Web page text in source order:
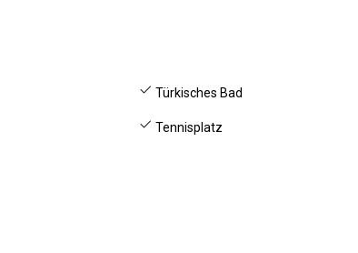
Türkisches Bad
Tennisplatz